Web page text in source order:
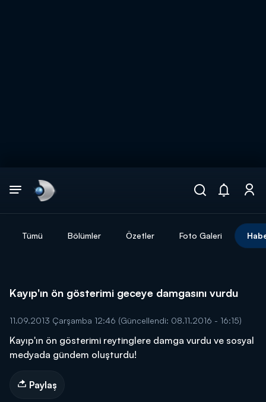
Tümü Bölümler Özetler Foto Galeri
Kayıp'ın ön gösterimi geceye damgasını vurdu
11.09.2013 Çarşamba 12:46 (Güncellendi: 08.11.2016 - 16:15)
Kayıp'ın ön gösterimi reytinglere damga vurdu ve sosyal
medyada gündem oluşturdu!
Paylaş